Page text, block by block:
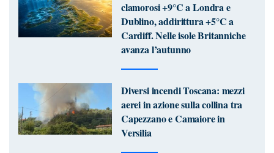
clamorosi +9°C a Londra e
Dublino, addirittura +5°C a
Cardiff. Nelle isole Britanniche
avanza l’autunno
Diversi incendi Toscana: mezzi
aerei in azione sulla collina tra
Capezzano e Camaiore in
Versilia